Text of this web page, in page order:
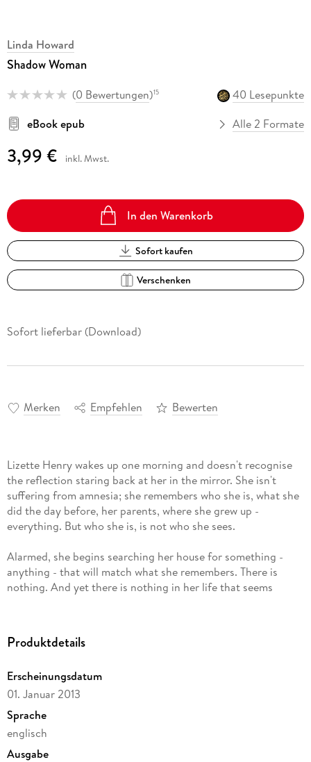
Linda Howard
Shadow Woman
(0 Bewertungen)15
40 Lesepunkte
eBook epub
Alle 2 Formate
3,99 € inkl. Mwst.
In den Warenkorb
Sofort kaufen
Verschenken
Sofort lieferbar (Download)
Merken Empfehlen Bewerten
Lizette Henry wakes up one morning and doesn't recognise
the reflection staring back at her in the mirror. She isn't
suffering from amnesia; she remembers who she is, what she
did the day before, her parents, where she grew up -
everything. But who she is, is not who she sees.
Alarmed, she begins searching her house for something -
anything - that will match what she remembers. There is
nothing. And yet there is nothing in her life that seems
the case. Some women might make an appointment with a
knows she isn't the face in the mirror, and that she has to
find out the truth, before it's too late . . .
Produktdetails
Erscheinungsdatum
01. Januar 2013
Sprache
englisch
Ausgabe